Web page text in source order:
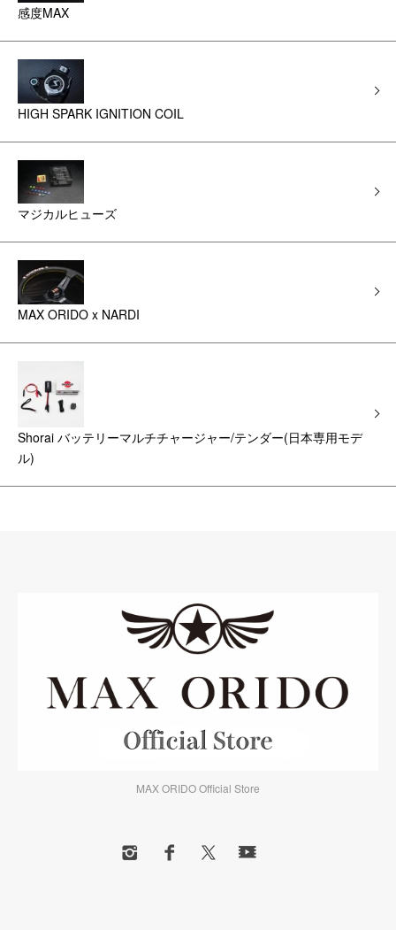
感度MAX
HIGH SPARK IGNITION COIL
マジカルヒューズ
MAX ORIDO x NARDI
Shorai バッテリーマルチチャージャー/テンダー(日本専用モデ
ル)
MAX ORIDO Official Store